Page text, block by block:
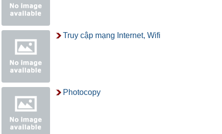
Truy cập mạng Internet, Wifi
Photocopy